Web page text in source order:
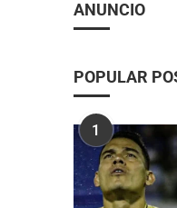
ANUNCIO
POPULAR
1